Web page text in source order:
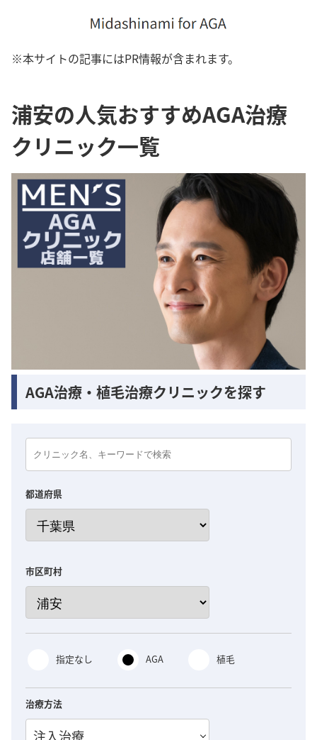
※本サイトの記事にはPR情報が含まれます。
浦安の人気おすすめAGA治療
クリニック一覧
AGA治療・植毛治療クリニックを探す
都道府県
市区町村
指定なし AGA 植毛
治療方法
注入治療